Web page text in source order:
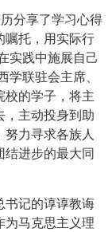
分享了学习心得
嘱托，用实际行
实践中施展自己
学联驻会主席、
校的学子，将主
，主动投身到助
力寻求各族人
结进步的最大同
书记的谆谆教诲
为马克思主义理